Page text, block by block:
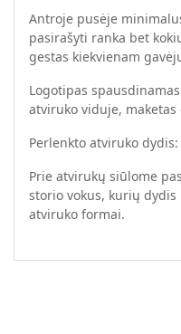
Antroje pusėje
pasirašyti ranka bet
gestas kiekvienam
Logotipas
atviruko viduje,
Perlenkto atviruko
Prie atvirukų siūlome
storio vokus, kurių
atviruko formai.